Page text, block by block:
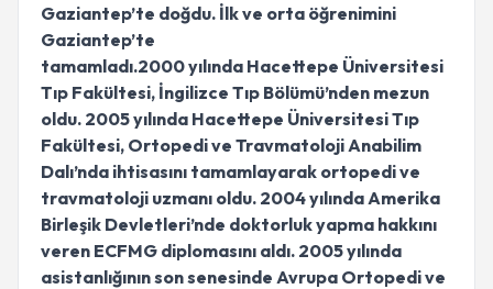
Gaziantep’te doğdu. İlk ve orta öğrenimini
Gaziantep’te
tamamladı.2000 yılında Hacettepe Üniversitesi
Tıp Fakültesi, İngilizce Tıp Bölümü’nden mezun
oldu. 2005 yılında Hacettepe Üniversitesi Tıp
Fakültesi, Ortopedi ve Travmatoloji Anabilim
Dalı’nda ihtisasını tamamlayarak ortopedi ve
travmatoloji uzmanı oldu. 2004 yılında Amerika
Birleşik Devletleri’nde doktorluk yapma hakkını
veren ECFMG diplomasını aldı. 2005 yılında
asistanlığının son senesinde Avrupa Ortopedi ve